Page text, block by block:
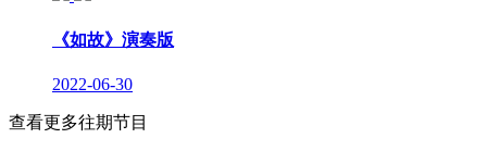
《如故》演奏版
2022-06-30
查看更多往期节目